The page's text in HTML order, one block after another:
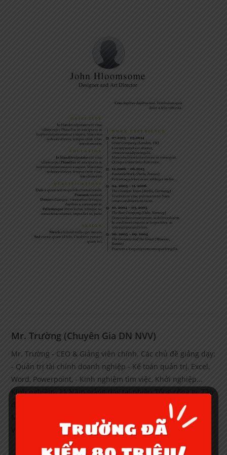
Mr. Trường (Chuyên Gia DN NVV)
Mr. Trường - CEO & Giảng viên chính. Các chủ đề giảng dạy:
- Quản trị tài chính doanh nghiệp - Kế toán quản trị, Excel,
Word, Powerpoint, - Kinh nghiệm tìm việc, Khởi nghiệp...
Kinh nghiệm: 11 Năm giảng dạy tại nhiều Tổng công ty, Tập
đoàn lớn trong và ngoài nước. Ví dụ: Ngân hàng
MaritimeBank, Đại học thương mại, Gamuda Land,
VincomRetail, BigC, Citicom, Thép Đông Anh, Kai Group...